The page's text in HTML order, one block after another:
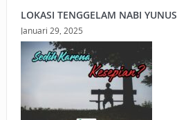
LOKASI TENGGELAM NABI YUNUS
Januari 29, 2025